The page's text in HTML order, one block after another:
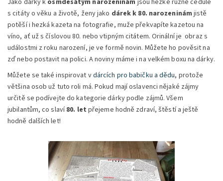
Jako dárky k osmdesátým narozeninám jsou hezké různé cedule
s citáty o věku a životě, ženy jako dárek k 80. narozeninám jistě
potěší i hezká kazeta na fotografie, muže překvapíte kazetou na
víno, ať už s číslovou 80. nebo vtipným citátem. Orinální je obraz s
událostmi z roku narození, je ve formě novin. Můžete ho pověsit na
zď nebo postavit na polici. A noviny máme i na velkém boxu na dárky.
Můžete se také inspirovat vdárcích pro babičku a dědu, protože
většina osob už tuto roli má. Pokud mají oslavenci nějaké zájmy
určitě se podívejte do kategorie dárky podle zájmů. Všem
jubilantům, co slaví80. let přejeme hodně zdraví, štěstí a ještě
hodně dalších let!
Dostupnost: Skladem